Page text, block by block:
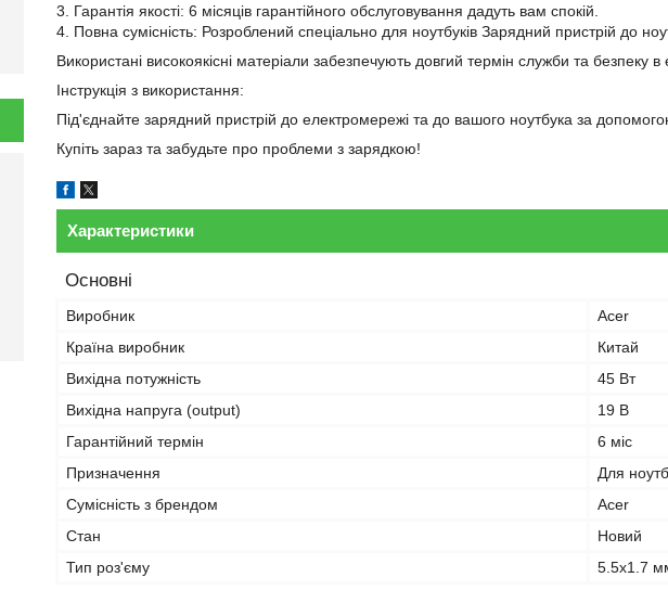
3. Гарантія якості: 6 місяців гарантійного обслуговування дадуть вам спокій.
4. Повна сумісність: Розроблений спеціально для ноутбуків Зарядний пристрій до
Використані високоякісні матеріали забезпечують довгий термін служби та безпеку в
Інструкція з використання:
Під'єднайте зарядний пристрій до електромережі та до вашого ноутбука за
Купіть зараз та забудьте про проблеми з зарядкою!
Характеристики
Основні
Виробник
Acer
Країна виробник
Китай
Вихідна потужність
45 Вт
Вихідна напруга (output)
19 В
Гарантійний термін
6 міс
Призначення
Для
Сумісність з брендом
Acer
Стан
Новий
Тип роз'єму
5.5x1.7